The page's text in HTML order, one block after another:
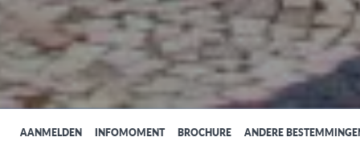
AANMELDEN INFOMOMENT BROCHURE ANDERE